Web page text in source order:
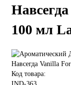
100 мл
Код товара: